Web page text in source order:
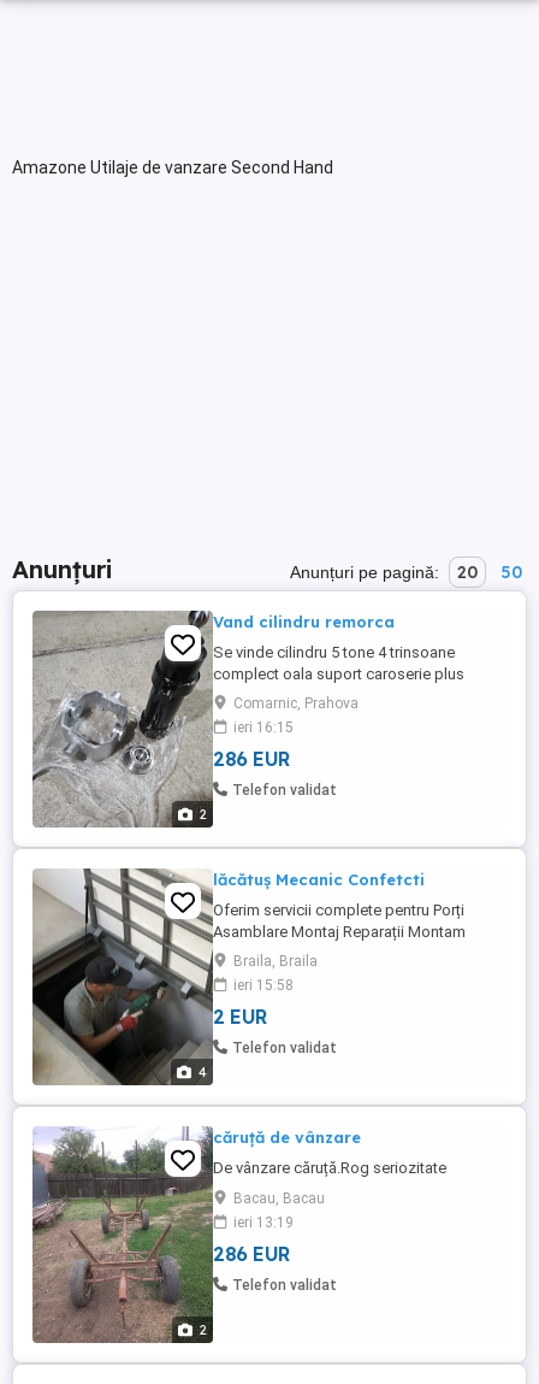
Amazone Utilaje de vanzare Second Hand
Anunțuri Anunțuri pe pagină: 20 50
2
Vand cilindru remorca
Se vinde cilindru 5 tone 4 trinsoane
complect oala suport caroserie plus
furtun hidraulic de 3 m pt detalii sunati
Comarnic, Prahova
ieri 16:15
286 EUR
Telefon validat
4
lăcătuș Mecanic Confetcti
Oferim servicii complete pentru Porți
Asamblare Montaj Reparații Montam
înlocuim reglam Porți Pietonale și de
acces Cine dorește să mă anunțe Mă
găsiți pe Brăila Disponibil imediat și
pentru Deplasări daca e cazul
Braila, Braila
ieri 15:58
2 EUR
Telefon validat
2
căruță de vânzare
De vânzare căruță.Rog seriozitate
Bacau, Bacau
ieri 13:19
286 EUR
Telefon validat